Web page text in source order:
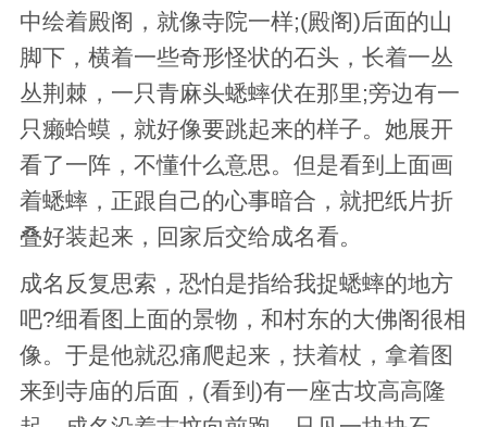
中绘着殿阁，就像寺院一样;(殿阁)后面的山
脚下，横着一些奇形怪状的石头，长着一丛
丛荆棘，一只青麻头蟋蟀伏在那里;旁边有一
只癞蛤蟆，就好像要跳起来的样子。她展开
看了一阵，不懂什么意思。但是看到上面画
着蟋蟀，正跟自己的心事暗合，就把纸片折
叠好装起来，回家后交给成名看。
成名反复思索，恐怕是指给我捉蟋蟀的地方
吧?细看图上面的景物，和村东的大佛阁很相
像。于是他就忍痛爬起来，扶着杖，拿着图
来到寺庙的后面，(看到)有一座古坟高高隆